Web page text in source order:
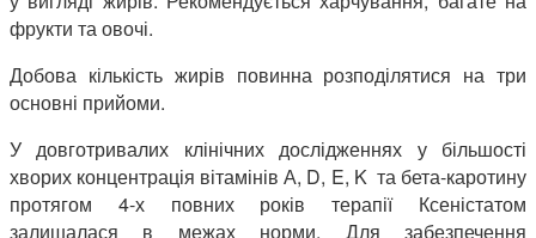
фрукти та овочі.
Добова кількість жирів повинна розподілятися на три
основні прийоми.
У довготривалих клінічних дослідженнях у більшості
хворих концентрація вітамінів А, D, E, K та бета-каротину
протягом 4-х повних років терапії Ксеністатом
залишалася в межах норми. Для забезпечення